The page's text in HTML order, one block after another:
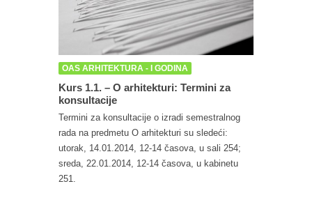
OAS ARHITEKTURA - I GODINA
Kurs 1.1. – O arhitekturi: Termini za
konsultacije
Termini za konsultacije o izradi semestralnog
rada na predmetu O arhitekturi su sledeći:
utorak, 14.01.2014, 12-14 časova, u sali 254;
sreda, 22.01.2014, 12-14 časova, u kabinetu
251.